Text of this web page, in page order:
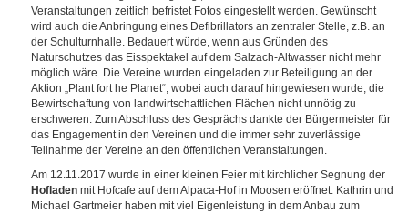
Veranstaltungen zeitlich befristet Fotos eingestellt werden. Gewünscht
wird auch die Anbringung eines Defibrillators an zentraler Stelle, z.B. an
der Schulturnhalle. Bedauert würde, wenn aus Gründen des
Naturschutzes das Eisspektakel auf dem Salzach-Altwasser nicht mehr
möglich wäre. Die Vereine wurden eingeladen zur Beteiligung an der
Aktion „Plant fort he Planet“, wobei auch darauf hingewiesen wurde, die
Bewirtschaftung von landwirtschaftlichen Flächen nicht unnötig zu
erschweren. Zum Abschluss des Gesprächs dankte der Bürgermeister für
das Engagement in den Vereinen und die immer sehr zuverlässige
Teilnahme der Vereine an den öffentlichen Veranstaltungen.
Am 12.11.2017 wurde in einer kleinen Feier mit kirchlicher Segnung der
Hofladenmit Hofcafe auf dem Alpaca-Hof in Moosen eröffnet. Kathrin und
Michael Gartmeier haben mit viel Eigenleistung in dem Anbau zum